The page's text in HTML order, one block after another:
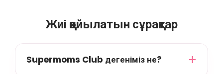
Жиі қойылатын сұрақтар
Supermoms Club дегеніміз не?